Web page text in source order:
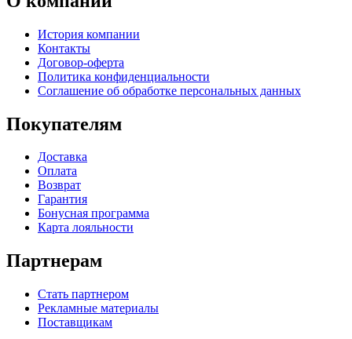
История компании
Контакты
Договор-оферта
Политика конфиденциальности
Соглашение об обработке персональных данных
Покупателям
Доставка
Оплата
Возврат
Гарантия
Бонусная программа
Карта лояльности
Партнерам
Стать партнером
Рекламные материалы
Поставщикам